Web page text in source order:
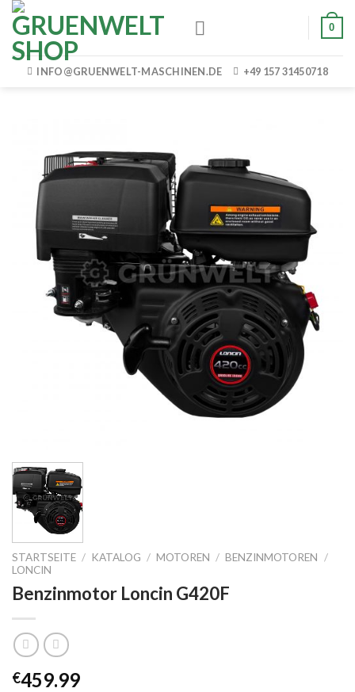
Skip
content
0
INFO@GRUENWELT-MASCHINEN.DE +49 157 31450718
STARTSEITE / KATALOG / MOTOREN / BENZINMOTOREN /
LONCIN
Benzinmotor Loncin G420F
€459.99